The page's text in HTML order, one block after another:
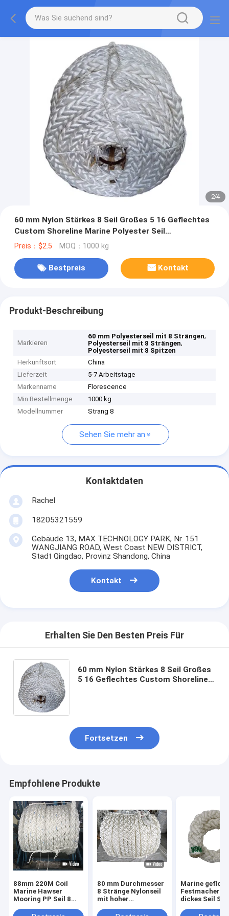
2/4
60 mm Nylon Stärkes 8 Seil Großes 5 16 Geflechtes
Custom Shoreline Marine Polyester Seil
Internationale Typen Dock Linien Lieferung
Preis：$2.5 MOQ：1000 kg
Bestpreis Kontakt
Produkt-Beschreibung
Markieren
60 mm Polyesterseil mit 8 Strängen,
Polyesterseil mit 8 Strängen,
Polyesterseil mit 8 Spitzen
Herkunftsort
China
Lieferzeit
5-7 Arbeitstage
Markenname
Florescence
Min Bestellmenge
1000 kg
Modellnummer
Strang 8
Sehen Sie mehr an
Kontaktdaten
Rachel
18205321559
Gebäude 13, MAX TECHNOLOGY PARK, Nr. 151
WANGJIANG ROAD, West Coast NEW DISTRICT,
Stadt Qingdao, Provinz Shandong, China
Kontakt
Erhalten Sie Den Besten Preis Für
60 mm Nylon Stärkes 8 Seil Großes
5 16 Geflechtes Custom Shoreline
Fortsetzen
Empfohlene Produkte
88mm 220M Coil
Marine Hawser
Mooring PP Seil 8
Polypropylen
80 mm Durchmesser
8 Stränge Nylonseil
mit hoher
und wasserdicht für
Marine
dickes Seil
220m